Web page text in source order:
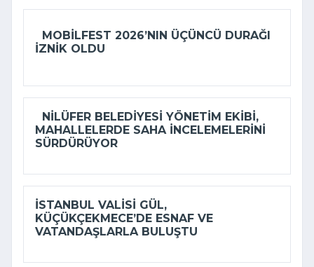
MOBILFEST 2026’NIN ÜÇÜNCÜ DURAĞI
İZNIK OLDU
NILÜFER BELEDIYESI YÖNETIM EKIBI,
MAHALLELERDE SAHA INCELEMELERINI
SÜRDÜRÜYOR
İSTANBUL VALISI GÜL,
KÜÇÜKÇEKMECE’DE ESNAF VE
VATANDAŞLARLA BULUŞTU